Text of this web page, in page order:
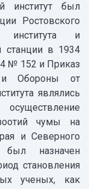
институт был
Ростовского
института и
станции в 1934
№ 152 и Приказ
и Обороны от
являлись
чумы на
и Северного
был назначен
становления
ученых, как